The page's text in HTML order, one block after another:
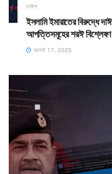
দাঈশ
ইসলামি ইমারাতের বিরুদ্ধে
আপত্তিসমূহের শরঈ বিশ্লেষণ |
আগস্ট 17, 2025